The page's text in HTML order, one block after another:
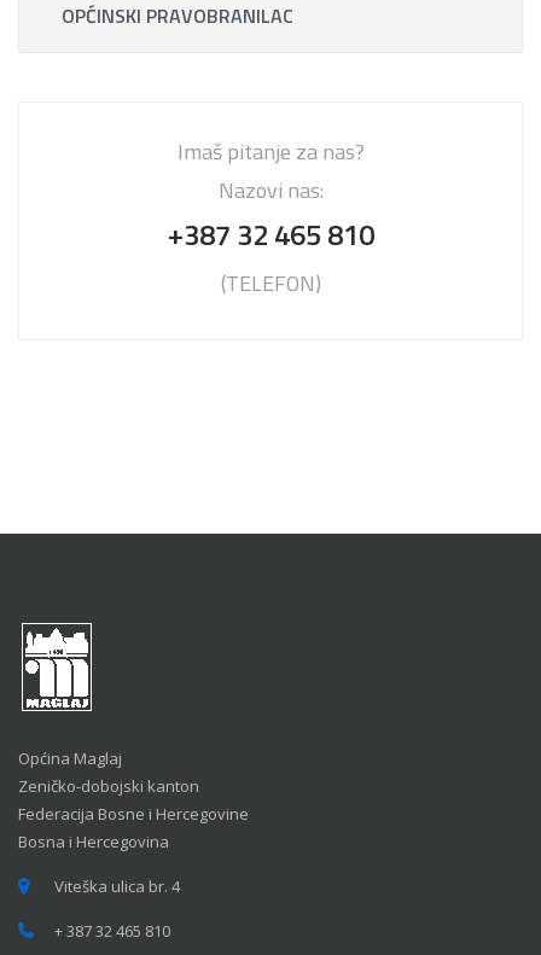
OPĆINSKI PRAVOBRANILAC
Imaš pitanje za nas?
Nazovi nas:
+387 32 465 810
(TELEFON)
Općina Maglaj
Zeničko-dobojski kanton
Federacija Bosne i Hercegovine
Bosna i Hercegovina
Viteška ulica br. 4
+ 387 32 465 810